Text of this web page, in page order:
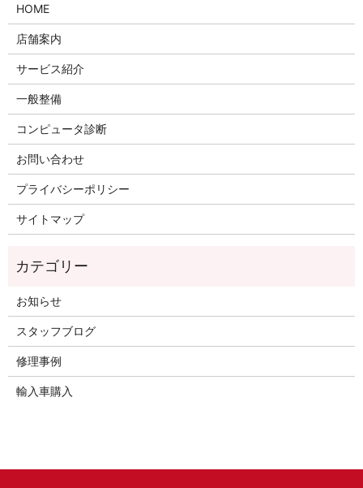
HOME
店舗案内
サービス紹介
一般整備
コンピュータ診断
お問い合わせ
プライバシーポリシー
サイトマップ
お知らせ
スタッフブログ
修理事例
輸入車購入